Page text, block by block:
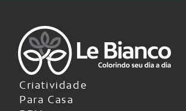
Criatividade
Para Casa